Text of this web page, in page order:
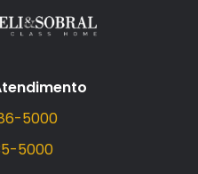
5000
5000